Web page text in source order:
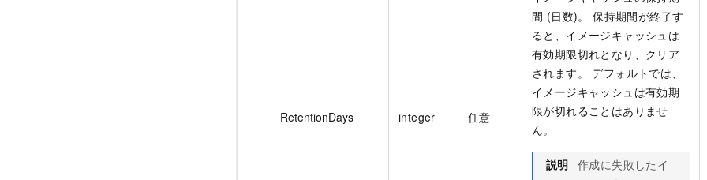
RetentionDays integer 任意
間 (日数)。 保持期間が終了す
ると、イメージキャッシュは
有効期限切れとなり、クリア
されます。 デフォルトでは、
イメージキャッシュは有効期
限が切れることはありませ
ん。
説明 作成に失敗したイ